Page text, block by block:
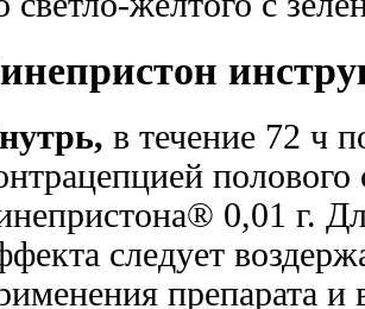
в течение 72 ч
0,01 г.
следует
препарата и